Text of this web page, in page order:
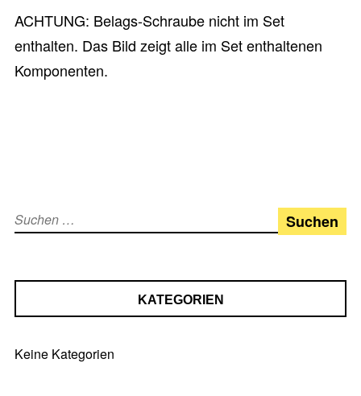
ACHTUNG: Belags-Schraube nicht im Set
enthalten. Das Bild zeigt alle im Set enthaltenen
Komponenten.
Suchen
KATEGORIEN
Keine Kategorien